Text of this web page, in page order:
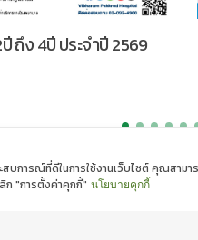
รค มือ เท้า ปาก ประจำ
นโยบายความเป็นส่วนตัว
บการณ์ที่ดีในการใช้งานเว็บไซต์ คุณสามา
ก "การตั้งค่าคุกกี้" นโยบายคุกกี้